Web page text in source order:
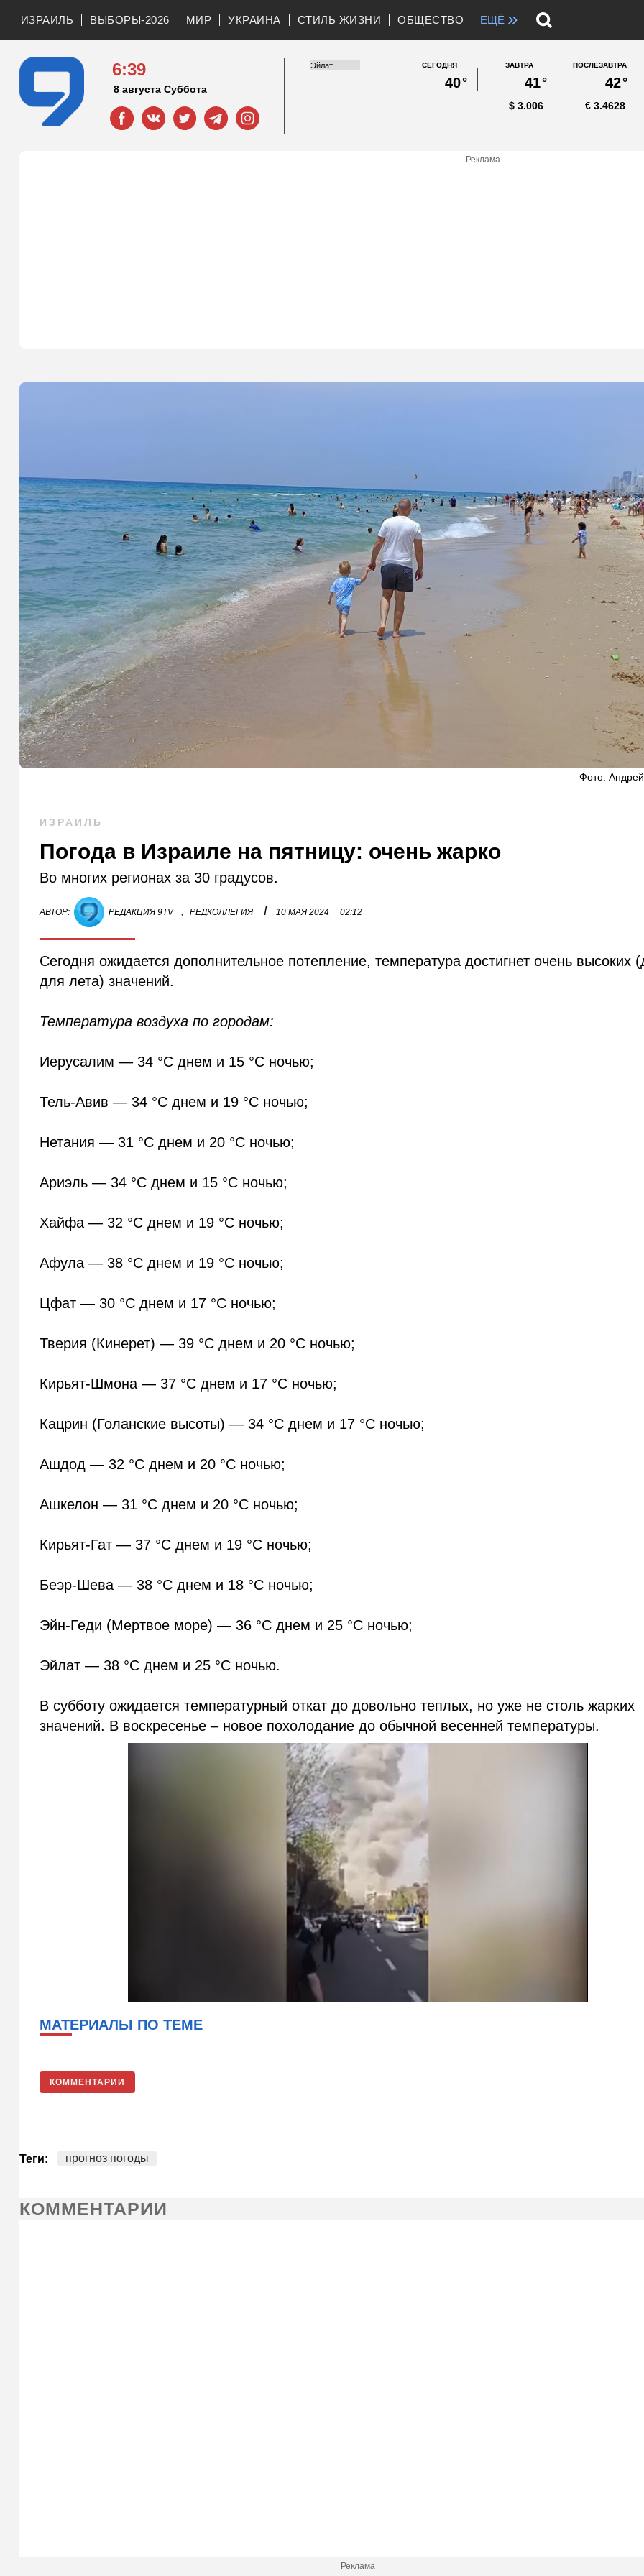
ИЗРАИЛЬ ВЫБОРЫ-2026 МИР УКРАИНА СТИЛЬ ЖИЗНИ ОБЩЕСТВО ЕЩЁ »
6:39
8 августа Суббота
СЕГОДНЯ
40°
ЗАВТРА
41°
ПОСЛЕЗАВТРА
42°
3.006
$ 3.4628
€
Реклама
Фото:
ИЗРАИЛЬ
Погода в Израиле на пятницу: очень жарко
Во многих регионах за 30 градусов.
АВТОР: РЕДАКЦИЯ 9TV , РЕДКОЛЛЕГИЯ I 10 МАЯ 2024 02:12
Сегодня ожидается дополнительное потепление, температура достигнет очень высоких
для лета) значений.
Температура воздуха по городам:
Иерусалим — 34 °C днем и 15 °C ночью;
Тель-Авив — 34 °C днем и 19 °C ночью;
Нетания — 31 °C днем и 20 °C ночью;
Ариэль — 34 °C днем и 15 °C ночью;
Хайфа — 32 °C днем и 19 °C ночью;
Афула — 38 °C днем и 19 °C ночью;
Цфат — 30 °C днем и 17 °C ночью;
Тверия (Кинерет) — 39 °C днем и 20 °C ночью;
Кирьят-Шмона — 37 °C днем и 17 °C ночью;
Кацрин (Голанские высоты) — 34 °C днем и 17 °C ночью;
Ашдод — 32 °C днем и 20 °C ночью;
Ашкелон — 31 °C днем и 20 °C ночью;
Кирьят-Гат — 37 °C днем и 19 °C ночью;
Беэр-Шева — 38 °C днем и 18 °C ночью;
Эйн-Геди (Мертвое море) — 36 °C днем и 25 °C ночью;
Эйлат — 38 °C днем и 25 °C ночью.
В субботу ожидается температурный откат до довольно теплых, но уже не столь жарких
значений. В воскресенье – новое похолодание до обычной весенней температуры.
МАТЕРИАЛЫ ПО ТЕМЕ
КОММЕНТАРИИ
Теги: прогноз погоды
КОММЕНТАРИИ
Реклама